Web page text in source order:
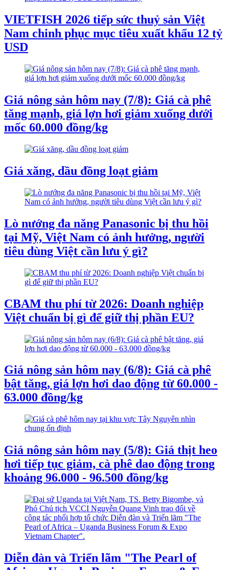
VIETFISH 2026 tiếp sức thuỷ sản Việt
Nam chinh phục mục tiêu xuất khẩu 12 tỷ
USD
Giá nông sản hôm nay (7/8): Giá cà phê
tăng mạnh, giá lợn hơi giảm xuống dưới
mốc 60.000 đồng/kg
Giá xăng, dầu đồng loạt giảm
Lò nướng đa năng Panasonic bị thu hồi
tại Mỹ, Việt Nam có ảnh hưởng, người
tiêu dùng Việt cần lưu ý gì?
CBAM thu phí từ 2026: Doanh nghiệp
Việt chuẩn bị gì để giữ thị phần EU?
Giá nông sản hôm nay (6/8): Giá cà phê
bật tăng, giá lợn hơi dao động từ 60.000 -
63.000 đồng/kg
Giá nông sản hôm nay (5/8): Giá thịt heo
hơi tiếp tục giảm, cà phê dao động trong
khoảng 96.000 - 96.500 đồng/kg
Diễn đàn và Triển lãm "The Pearl of